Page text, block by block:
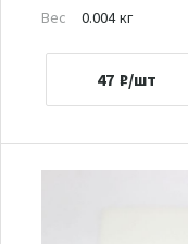
Вес
0.004 кг
47 ₽/шт